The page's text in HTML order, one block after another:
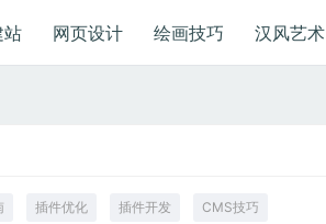
网页设计 绘画技巧 汉风艺术
插件优化 插件开发 CMS技巧